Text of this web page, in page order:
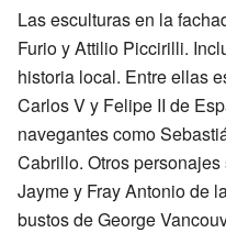
Las esculturas en la
Furio y Attilio Piccirilli.
historia local. Entre ellas
Carlos V y Felipe II de
navegantes como
Cabrillo. Otros
Jayme y Fray Antonio de
bustos de George